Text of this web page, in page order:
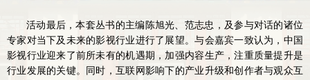
活动最后，本套丛书的主编陈旭光、范志忠，及参与对话的诸位
专家对当下及未来的影视行业进行了展望。与会嘉宾一致认为，中国
影视行业迎来了前所未有的机遇期，加强内容生产，注重质量提升是
行业发展的关键。同时，互联网影响下的产业升级和创作者与观众互